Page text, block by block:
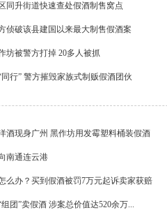
同升街道快速查处假酒制售窝点
侦破该县建国以来最大制售假酒案
坊被警方打掉 20多人被抓
行” 警方摧毁家族式制贩假酒团伙
酒现身广州 黑作坊用发霉塑料桶装假酒
南通连云港
么办？买到假酒被罚7万元起诉卖家获赔
团”卖假酒 涉案总价值达520余万...